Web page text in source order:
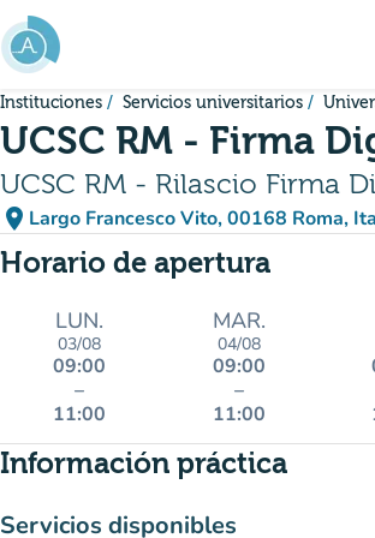
Ir al contenido principal
Instituciones Servicios universitarios
UCSC RM - Firma
UCSC RM - Rilascio Firma
place Largo Francesco Vito, 00168 Roma,
(abrir en Google
(nueva pestaña)
Horario de apertura
LUN.
03/08
09:00
–
11:00
MAR.
04/08
09:00
–
11:00
Información práctica
Servicios disponibles